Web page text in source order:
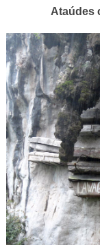
Ataúdes